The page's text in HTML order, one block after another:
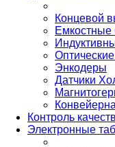
Концевой
Емкостные
Энкодеры
Датчики
Контроль
Электронные